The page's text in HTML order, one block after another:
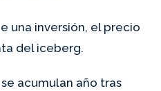
una inversión, el precio
del iceberg.
acumulan año tras